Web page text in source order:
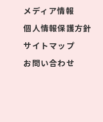
メディア情報
個人情報保護方針
サイトマップ
お問い合わせ